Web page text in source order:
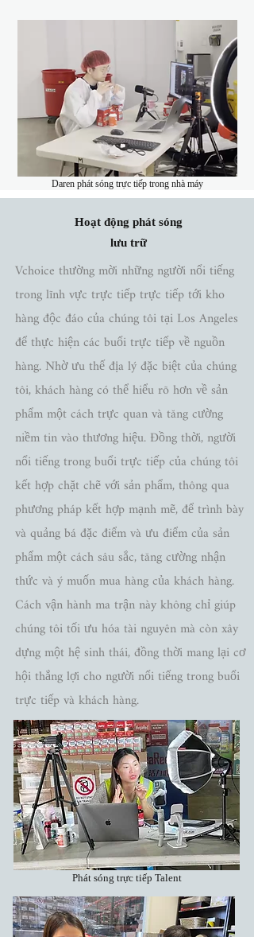
Daren phát sóng trực tiếp trong nhà máy
​Hoạt động phát sóng
lưu trữ
Vchoice thường mời những người nổi tiếng
trong lĩnh vực trực tiếp trực tiếp tới kho
hàng độc đáo của chúng tôi tại Los Angeles
để thực hiện các buổi trực tiếp về nguồn
hàng. Nhờ ưu thế địa lý đặc biệt của chúng
tôi, khách hàng có thể hiểu rõ hơn về sản
phẩm một cách trực quan và tăng cường
niềm tin vào thương hiệu. Đồng thời, người
nổi tiếng trong buổi trực tiếp của chúng tôi
kết hợp chặt chẽ với sản phẩm, thông qua
phương pháp kết hợp mạnh mẽ, để trình bày
và quảng bá đặc điểm và ưu điểm của sản
phẩm một cách sâu sắc, tăng cường nhận
thức và ý muốn mua hàng của khách hàng.
Cách vận hành ma trận này không chỉ giúp
chúng tôi tối ưu hóa tài nguyên mà còn xây
dựng một hệ sinh thái, đồng thời mang lại cơ
hội thắng lợi cho người nổi tiếng trong buổi
trực tiếp và khách hàng.
​ Phát sóng trực tiếp Talent